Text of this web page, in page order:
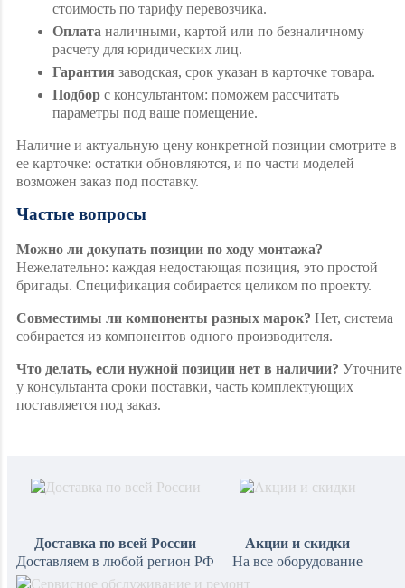
стоимость по тарифу перевозчика.
Оплата наличными, картой или по безналичному
расчету для юридических лиц.
Гарантия заводская, срок указан в карточке товара.
Подбор с консультантом: поможем рассчитать
параметры под ваше помещение.
Наличие и актуальную цену конкретной позиции смотрите в
ее карточке: остатки обновляются, и по части моделей
возможен заказ под поставку.
Частые вопросы
Можно ли докупать позиции по ходу монтажа?
Нежелательно: каждая недостающая позиция, это простой
бригады. Спецификация собирается целиком по проекту.
Совместимы ли компоненты разных марок? Нет, система
собирается из компонентов одного производителя.
Что делать, если нужной позиции нет в наличии? Уточните
у консультанта сроки поставки, часть комплектующих
поставляется под заказ.
Доставка по всей России
Доставляем в любой регион РФ
Акции и скидки
На все оборудование